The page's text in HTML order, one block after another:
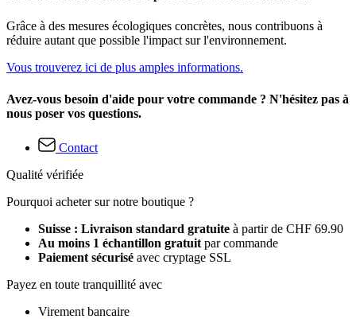
Grâce à des mesures écologiques concrètes, nous contribuons à
réduire autant que possible l'impact sur l'environnement.
Vous trouverez ici de plus amples informations.
Avez-vous besoin d'aide pour votre commande ? N'hésitez pas à
nous poser vos questions.
Contact
Qualité vérifiée
Pourquoi acheter sur notre boutique ?
Suisse : Livraison standard gratuite à partir de CHF 69.90
Au moins 1 échantillon gratuit par commande
Paiement sécurisé avec cryptage SSL
Payez en toute tranquillité avec
Virement bancaire